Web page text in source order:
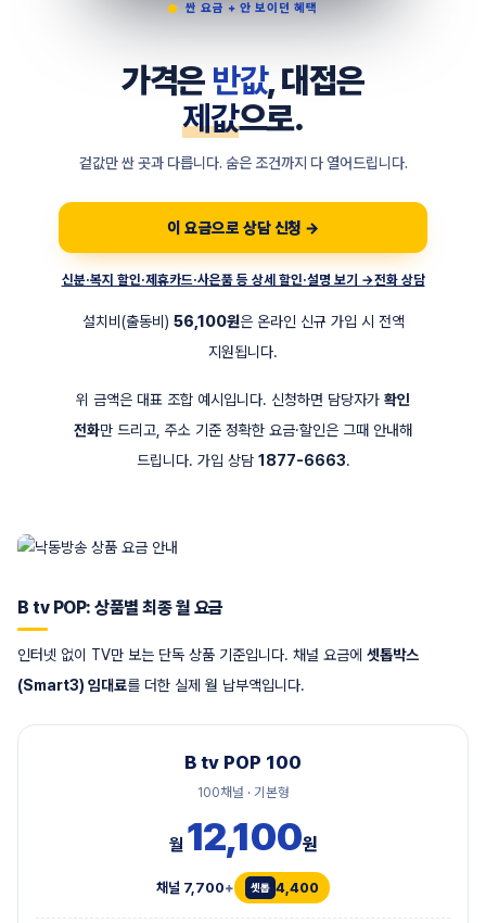
싼 요금 + 안 보이던 혜택
가격은 반값, 대접은
제값으로.
겉값만 싼 곳과 다릅니다. 숨은 조건까지 다 열어드립니다.
이 요금으로 상담 신청 →
신분·복지 할인·제휴카드·사은품 등 상세 할인·설명 보기 →전화 상담
설치비(출동비) 56,100원은 온라인 신규 가입 시 전액
지원됩니다.
위 금액은 대표 조합 예시입니다. 신청하면 담당자가 확인
전화만 드리고, 주소 기준 정확한 요금·할인은 그때 안내해
드립니다. 가입 상담 1877-6663.
B tv POP: 상품별 최종 월 요금
인터넷 없이 TV만 보는 단독 상품 기준입니다. 채널 요금에 셋톱박스
(Smart3) 임대료를 더한 실제 월 납부액입니다.
B tv POP 100
100채널 · 기본형
월 12,100원
채널 7,700+ 4,400